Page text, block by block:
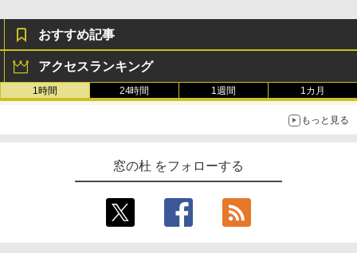
おすすめ記事
アクセスランキング
1時間 24時間 1週間 1カ月
もっと見る
窓の杜 をフォローする